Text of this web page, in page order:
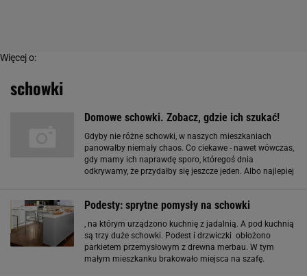
Więcej o:
schowki
Domowe schowki. Zobacz, gdzie ich szukać!
Gdyby nie różne schowki, w naszych mieszkaniach
panowałby niemały chaos. Co ciekawe - nawet wówczas,
gdy mamy ich naprawdę sporo, któregoś dnia
odkrywamy, że przydałby się jeszcze jeden. Albo najlepiej
Podesty: sprytne pomysły na schowki
, na którym urządzono kuchnię z jadalnią. A pod kuchnią
są trzy duże schowki. Podest i drzwiczki obłożono
parkietem przemysłowym z drewna merbau. W tym
małym mieszkanku brakowało miejsca na szafę.